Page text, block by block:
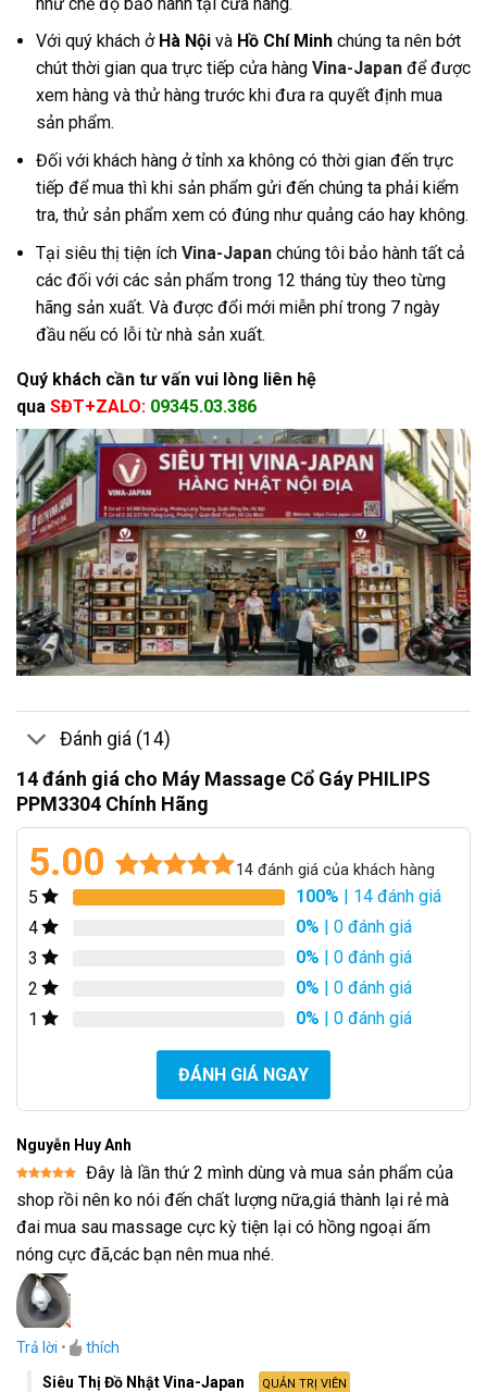
Với quý khách ở Hà Nội và Hồ Chí Minh chúng ta nên bớt
chút thời gian qua trực tiếp cửa hàng Vina-Japan để được
xem hàng và thử hàng trước khi đưa ra quyết định mua
sản phẩm.
Đối với khách hàng ở tỉnh xa không có thời gian đến trực
tiếp để mua thì khi sản phẩm gửi đến chúng ta phải kiểm
tra, thử sản phẩm xem có đúng như quảng cáo hay không.
Tại siêu thị tiện ích Vina-Japan chúng tôi bảo hành tất cả
các đối với các sản phẩm trong 12 tháng tùy theo từng
hãng sản xuất. Và được đổi mới miễn phí trong 7 ngày
đầu nếu có lỗi từ nhà sản xuất.
Quý khách cần tư vấn vui lòng liên hệ
qua SĐT+ZALO: 09345.03.386
Đánh giá (14)
14 đánh giá cho Máy Massage Cổ Gáy PHILIPS
PPM3304 Chính Hãng
5.00 14 đánh giá của khách hàng
5 100% | 14 đánh giá
4
0% | 0 đánh giá
3
0% | 0 đánh giá
2
0% | 0 đánh giá
1
0% | 0 đánh giá
ĐÁNH GIÁ NGAY
Nguyễn Huy Anh
Được xếp
hạng5 5
Đây là lần thứ 2 mình dùng và mua sản phẩm của
shop rồi nên ko nói đến chất lượng nữa,giá thành lại rẻ mà
đai mua sau massage cực kỳ tiện lại có hồng ngoại ấm
nóng cực đã,các bạn nên mua nhé.
Trả lời •
thích
Siêu Thị Đồ Nhật Vina-Japan
QUẢN TRỊ VIÊN